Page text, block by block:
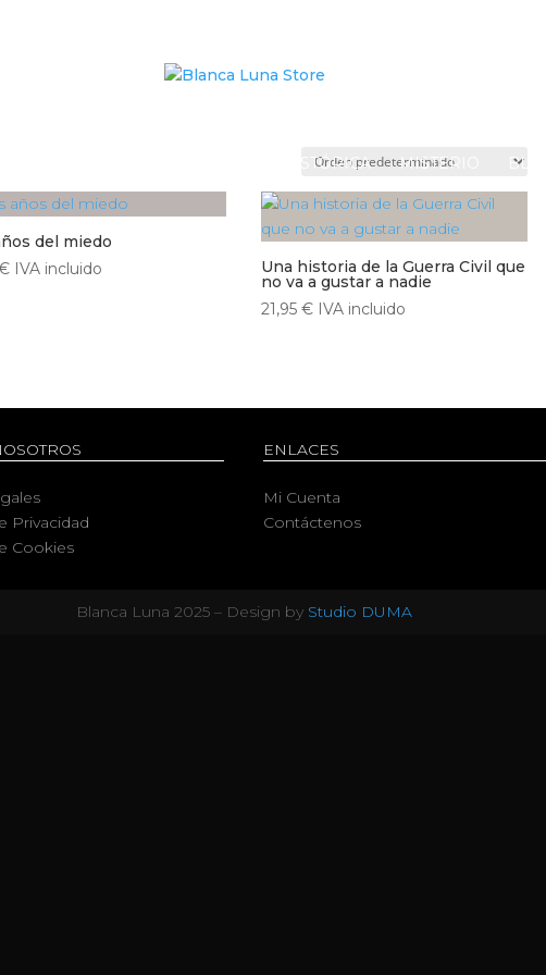
NOVELA HISTÓRICA MISTERIO BLOG
del miedo
IVA incluido Una historia de la Guerra Civil que
no va a gustar a nadie
21,95€ IVA incluido
Privacidad
Cookies
ENLACES
Mi Cuenta
Contáctenos
Blanca Luna 2025 – Design by Studio DUMA